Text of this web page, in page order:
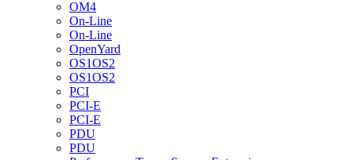
OM4
On-Line
On-Line
OpenYard
OS1OS2
OS1OS2
PCI
PCI-E
PCI-E
PDU
PDU